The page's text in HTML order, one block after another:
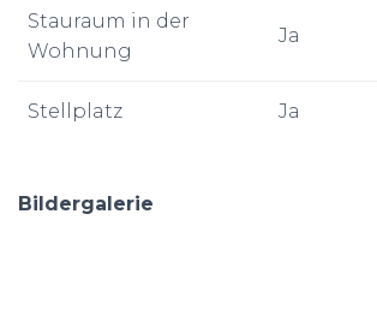
Stauraum in der
Wohnung
Ja
Stellplatz Ja
Bildergalerie